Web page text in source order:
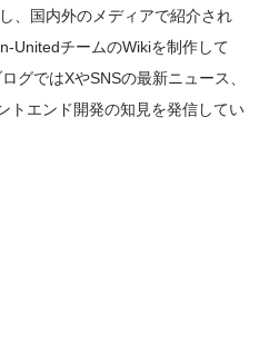
、国内外のメディアで紹介され
UnitedチームのWikiを制作して
グではXやSNSの最新ニュース、
トエンド開発の知見を発信してい